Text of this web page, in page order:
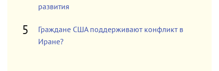
развития
Граждане США поддерживают конфликт в
Иране?